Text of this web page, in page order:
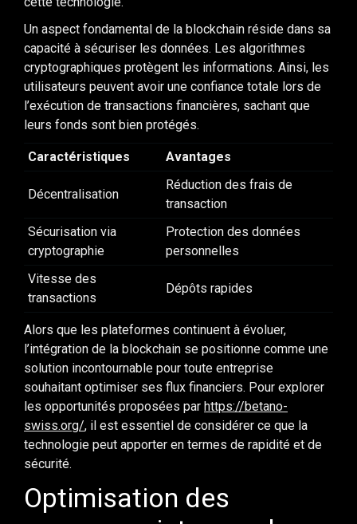
Un aspect fondamental de la blockchain réside dans sa
capacité à sécuriser les données. Les algorithmes
cryptographiques protègent les informations. Ainsi, les
utilisateurs peuvent avoir une confiance totale lors de
l’exécution de transactions financières, sachant que
leurs fonds sont bien protégés.
Caractéristiques Avantages
Décentralisation
Réduction des frais de
transaction
Sécurisation via
cryptographie
Protection des données
personnelles
Vitesse des
transactions
Dépôts rapides
Alors que les plateformes continuent à évoluer,
l’intégration de la blockchain se positionne comme une
solution incontournable pour toute entreprise
souhaitant optimiser ses flux financiers. Pour explorer
les opportunités proposées par https://betano-
swiss.org/, il est essentiel de considérer ce que la
technologie peut apporter en termes de rapidité et de
sécurité.
Optimisation des